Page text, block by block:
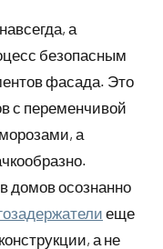
а
безопасным
фасада. Это
с переменчивой
а
домов осознанно
еще
а не